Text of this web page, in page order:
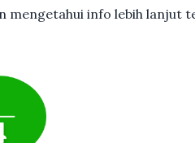
mengetahui info lebih lanjut